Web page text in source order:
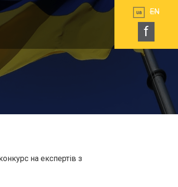
ua EN
f
на експертів з